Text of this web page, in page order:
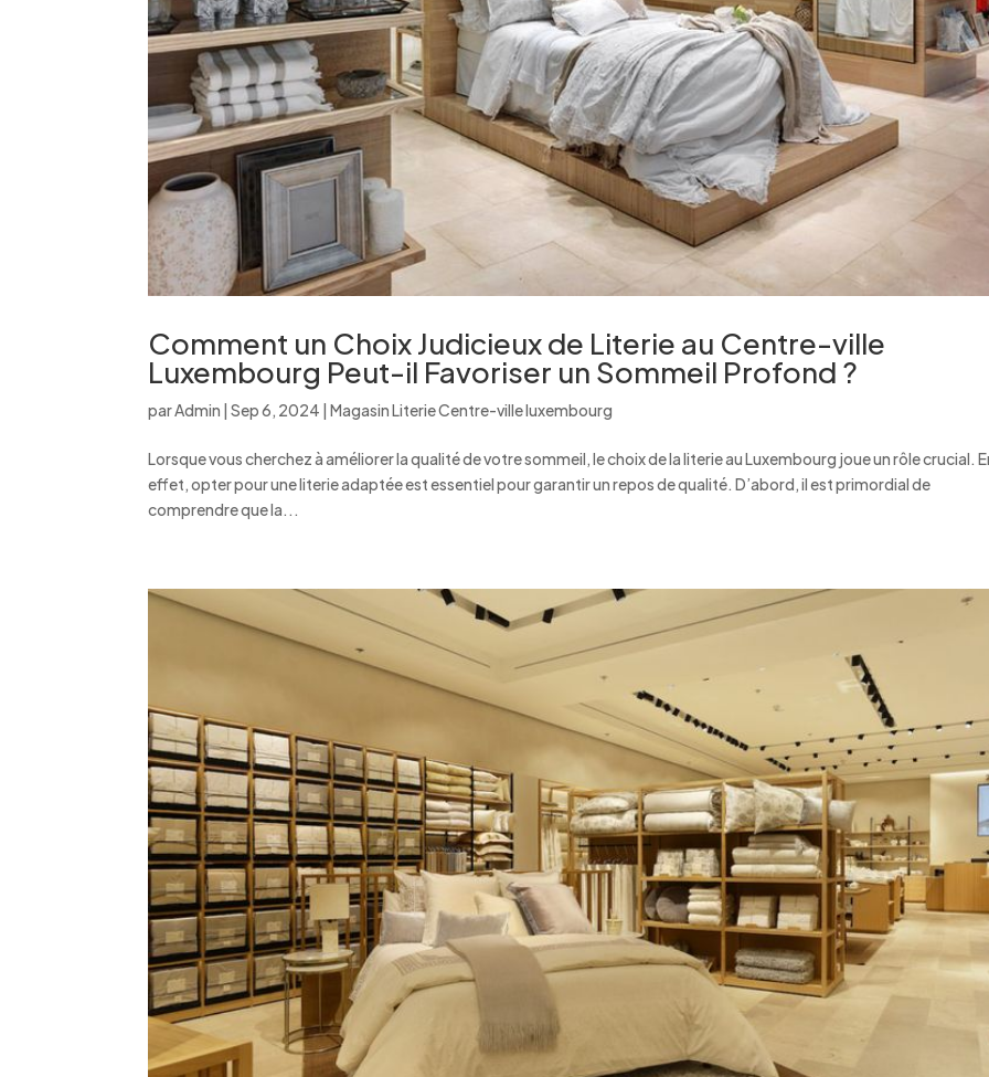
Comment un Choix Judicieux de Literie au Centre-ville
Luxembourg Peut-il Favoriser un Sommeil Profond ?
parAdmin |Sep 6, 2024 |Magasin Literie Centre-ville luxembourg
Lorsque vous cherchez à améliorer la qualité de votre sommeil, le choix de la literie au Luxembourg joue un rôle crucial.
effet, opter pour une literie adaptée est essentiel pour garantir un repos de qualité. D’abord, il est primordial de
comprendre que la...